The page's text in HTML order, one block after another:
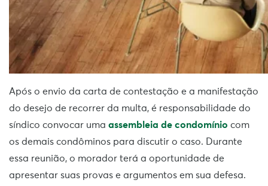
Após o envio da carta de contestação e a manifestação
do desejo de recorrer da multa, é responsabilidade do
síndico convocar uma assembleia de condomínio com
os demais condôminos para discutir o caso. Durante
essa reunião, o morador terá a oportunidade de
apresentar suas provas e argumentos em sua defesa.